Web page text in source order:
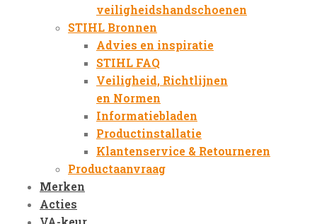
veiligheidshandschoenen
STIHL Bronnen
Advies en inspiratie
STIHL FAQ
Veiligheid, Richtlijnen
en Normen
Informatiebladen
Productinstallatie
Klantenservice & Retourneren
Productaanvraag
Merken
Acties